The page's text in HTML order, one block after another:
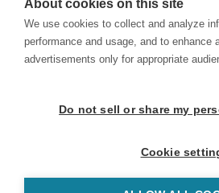
About cookies on this site
We use cookies to collect and analyze
performance and usage, and to enhance
advertisements only for appropriate
Do not sell or share my
Cookie